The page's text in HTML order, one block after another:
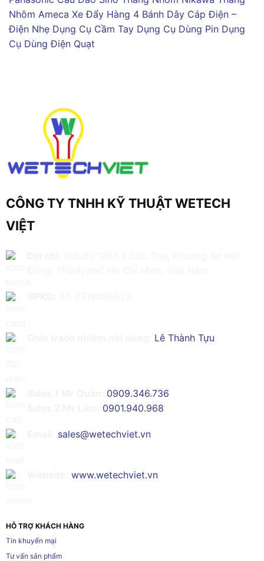
Nhôm Ameca Xe Đẩy Hàng 4 Bánh Dây Cáp Điện –
Điện Nhẹ Dụng Cụ Cầm Tay Dụng Cụ Dùng Pin Dụng
Cụ Dùng Điện Quạt
CÔNG TY TNHH KỸ THUẬT WETECH
VIỆT
Lê Thành Tựu
0909.346.736
0901.940.968
sales@wetechviet.vn
www.wetechviet.vn
HỖ TRỢ KHÁCH HÀNG
Tin khuyến mại
Tư vấn sản phẩm